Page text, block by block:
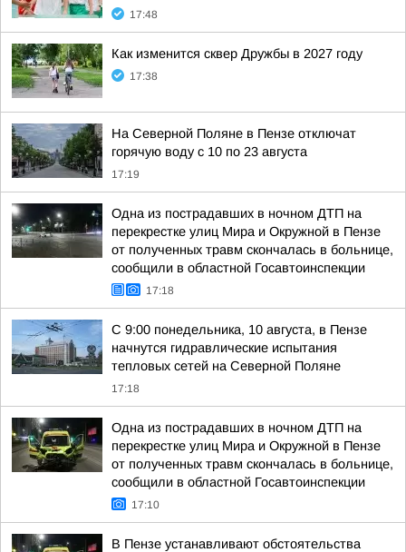
17:48
Как изменится сквер Дружбы в 2027 году
17:38
На Северной Поляне в Пензе отключат
горячую воду с 10 по 23 августа
17:19
Одна из пострадавших в ночном ДТП на
перекрестке улиц Мира и Окружной в Пензе
от полученных травм скончалась в больнице,
сообщили в областной Госавтоинспекции
17:18
С 9:00 понедельника, 10 августа, в Пензе
начнутся гидравлические испытания
тепловых сетей на Северной Поляне
17:18
Одна из пострадавших в ночном ДТП на
перекрестке улиц Мира и Окружной в Пензе
от полученных травм скончалась в больнице,
сообщили в областной Госавтоинспекции
17:10
В Пензе устанавливают обстоятельства